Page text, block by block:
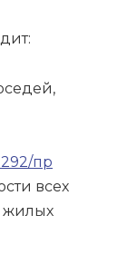
пр
всех
жилых